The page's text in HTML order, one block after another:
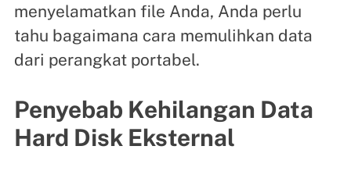
menyelamatkan file Anda, Anda perlu
tahu bagaimana cara memulihkan data
dari perangkat portabel.
Penyebab Kehilangan Data
Hard Disk Eksternal